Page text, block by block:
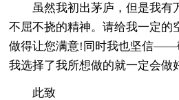
虽然我初出茅庐，但是我有
不屈不挠的精神。请给我一定的
做得让您满意!同时我也坚信——
我选择了我所想做的就一定会做
此致